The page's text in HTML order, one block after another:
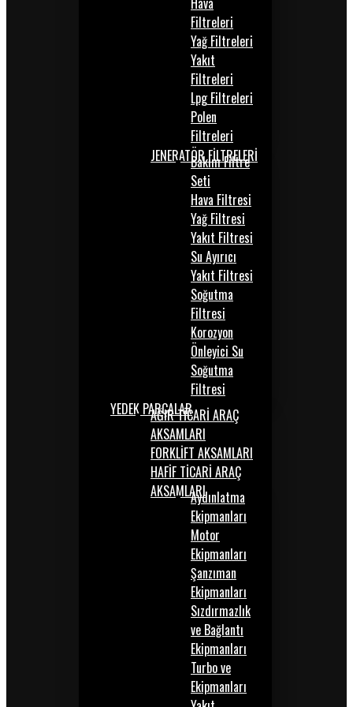
Filtreleri
Yağ Filtreleri
Yakıt
Filtreleri
Lpg Filtreleri
Polen
Filtreleri
JENERATÖR FİLTRELERİ
Bakım Filtre
Seti
Hava Filtresi
Yağ Filtresi
Yakıt Filtresi
Su Ayırıcı
Yakıt Filtresi
Soğutma
Filtresi
Korozyon
Önleyici Su
Soğutma
Filtresi
YEDEK PARÇALARAĞIR TİCARİ ARAÇ
AKSAMLARI
FORKLİFT AKSAMLARI
HAFİF TİCARİ ARAÇ
AKSAMLARIAydınlatma
Ekipmanları
Motor
Ekipmanları
Şanzıman
Ekipmanları
Sızdırmazlık
ve Bağlantı
Ekipmanları
Turbo ve
Ekipmanları